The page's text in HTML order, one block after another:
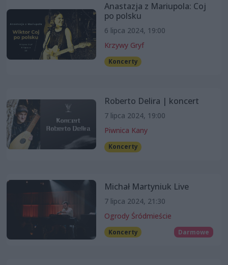
Anastazja z Mariupola: Coj
po polsku
6 lipca 2024, 19:00
Krzywy Gryf
Koncerty
Roberto Delira | koncert
7 lipca 2024, 19:00
Piwnica Kany
Koncerty
Michał Martyniuk Live
7 lipca 2024, 21:30
Ogrody Śródmieście
Koncerty Darmowe